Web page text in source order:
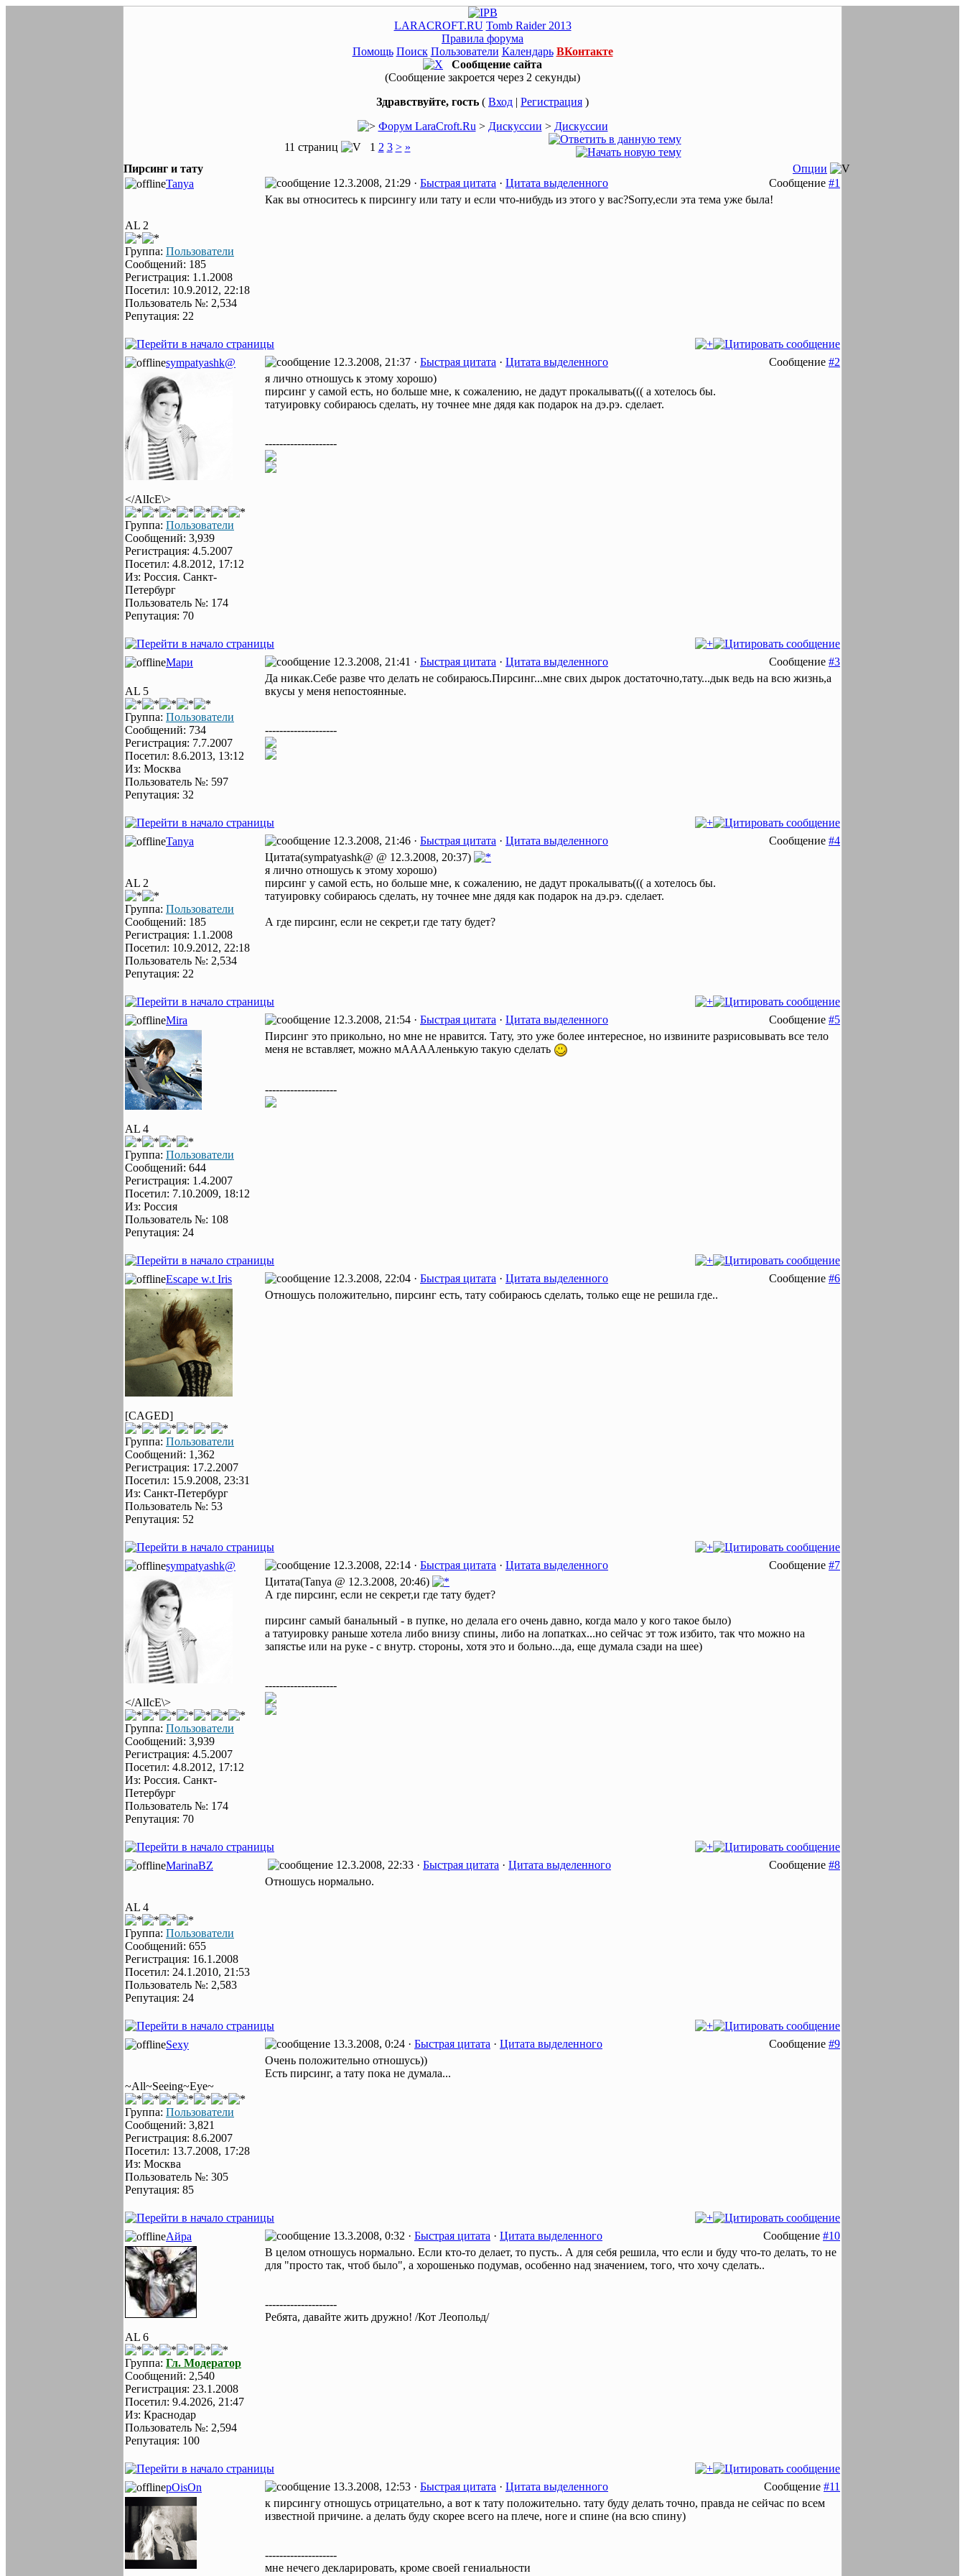
LARACROFT.RU Tomb Raider 2013
Правила форума
Помощь Поиск Пользователи Календарь ВКонтакте
Сообщение сайта
(Сообщение закроется через 2 секунды)
Здравствуйте, гость ( Вход | Регистрация )
Форум LaraCroft.Ru > Дискуссии > Дискуссии
11 страниц
1 2 3 > »
Пирсинг и тату
Опции
Tanya
12.3.2008, 21:29 · Быстрая цитата · Цитата выделенного Сообщение #1
AL 2
Группа: Пользователи
Сообщений: 185
Регистрация: 1.1.2008
Посетил: 10.9.2012, 22:18
Пользователь №: 2,534
Репутация: 22
Как вы относитесь к пирсингу или тату и если что-нибудь из этого у вас?Sorry,если эта тема уже была!
sympatyashk@ 12.3.2008, 21:37 · Быстрая цитата · Цитата выделенного Сообщение #2
</AlIcE\>
Группа: Пользователи
Сообщений: 3,939
Регистрация: 4.5.2007
Посетил: 4.8.2012, 17:12
Из: Россия. Санкт-
Петербург
Пользователь №: 174
Репутация: 70
я лично отношусь к этому хорошо)
пирсинг у самой есть, но больше мне, к сожалению, не дадут прокалывать((( а хотелось бы.
татуировку собираюсь сделать, ну точнее мне дядя как подарок на дэ.рэ. сделает.
--------------------
Мари 12.3.2008, 21:41 · Быстрая цитата · Цитата выделенного Сообщение #3
AL 5
Группа: Пользователи
Сообщений: 734
Регистрация: 7.7.2007
Посетил: 8.6.2013, 13:12
Из: Москва
Пользователь №: 597
Репутация: 32
Да никак.Себе разве что делать не собираюсь.Пирсинг...мне свих дырок достаточно,тату...дык ведь на всю жизнь,а
вкусы у меня непостоянные.
--------------------
Tanya 12.3.2008, 21:46 · Быстрая цитата · Цитата выделенного Сообщение #4
AL 2
Группа: Пользователи
Сообщений: 185
Регистрация: 1.1.2008
Посетил: 10.9.2012, 22:18
Пользователь №: 2,534
Репутация: 22
Цитата(sympatyashk@ @ 12.3.2008, 20:37)
я лично отношусь к этому хорошо)
пирсинг у самой есть, но больше мне, к сожалению, не дадут прокалывать((( а хотелось бы.
татуировку собираюсь сделать, ну точнее мне дядя как подарок на дэ.рэ. сделает.
А где пирсинг, если не секрет,и где тату будет?
Mira 12.3.2008, 21:54 · Быстрая цитата · Цитата выделенного Сообщение #5
AL 4
Группа: Пользователи
Сообщений: 644
Регистрация: 1.4.2007
Посетил: 7.10.2009, 18:12
Из: Россия
Пользователь №: 108
Репутация: 24
Пирсинг это прикольно, но мне не нравится. Тату, это уже более интересное, но извините разрисовывать все тело
меня не вставляет, можно мААААленькую такую сделать
--------------------
Escape w.t Iris 12.3.2008, 22:04 · Быстрая цитата · Цитата выделенного Сообщение #6
[CAGED]
Группа: Пользователи
Сообщений: 1,362
Регистрация: 17.2.2007
Посетил: 15.9.2008, 23:31
Из: Санкт-Петербург
Пользователь №: 53
Репутация: 52
Отношусь положительно, пирсинг есть, тату собираюсь сделать, только еще не решила где..
sympatyashk@ 12.3.2008, 22:14 · Быстрая цитата · Цитата выделенного Сообщение #7
</AlIcE\>
Группа: Пользователи
Сообщений: 3,939
Регистрация: 4.5.2007
Посетил: 4.8.2012, 17:12
Из: Россия. Санкт-
Петербург
Пользователь №: 174
Репутация: 70
Цитата(Tanya @ 12.3.2008, 20:46)
А где пирсинг, если не секрет,и где тату будет?
пирсинг самый банальный - в пупке, но делала его очень давно, когда мало у кого такое было)
а татуировку раньше хотела либо внизу спины, либо на лопатках...но сейчас эт тож избито, так что можно на
запястье или на руке - с внутр. стороны, хотя это и больно...да, еще думала сзади на шее)
--------------------
MarinaBZ 12.3.2008, 22:33 · Быстрая цитата · Цитата выделенного Сообщение #8
AL 4
Группа: Пользователи
Сообщений: 655
Регистрация: 16.1.2008
Посетил: 24.1.2010, 21:53
Пользователь №: 2,583
Репутация: 24
Отношусь нормально.
Sexy 13.3.2008, 0:24 · Быстрая цитата · Цитата выделенного Сообщение #9
~All~Seeing~Eye~
Группа: Пользователи
Сообщений: 3,821
Регистрация: 8.6.2007
Посетил: 13.7.2008, 17:28
Из: Москва
Пользователь №: 305
Репутация: 85
Очень положительно отношусь))
Есть пирсинг, а тату пока не думала...
Айра 13.3.2008, 0:32 · Быстрая цитата · Цитата выделенного Сообщение #10
AL 6
Группа: Гл. Модератор
Сообщений: 2,540
Регистрация: 23.1.2008
Посетил: 9.4.2026, 21:47
Из: Краснодар
Пользователь №: 2,594
Репутация: 100
В целом отношусь нормально. Если кто-то делает, то пусть.. А для себя решила, что если и буду что-то делать, то не
для "просто так, чтоб было", а хорошенько подумав, особенно над значением, того, что хочу сделать..
--------------------
Ребята, давайте жить дружно! /Кот Леопольд/
pOisOn 13.3.2008, 12:53 · Быстрая цитата · Цитата выделенного Сообщение #11
к пирсингу отношусь отрицательно, а вот к тату положительно. тату буду делать точно, правда не сейчас по всем
известной причине. а делать буду скорее всего на плече, ноге и спине (на всю спину)
--------------------
мне нечего декларировать, кроме своей гениальности